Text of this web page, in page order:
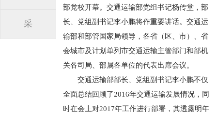
采
部党校开幕。交通运输部党组书记杨传堂，部
长、党组副书记李小鹏将作重要讲话。交通运
输部和部管国家局领导，各省（区、市）、省
会城市及计划单列市交通运输主管部门和部机
关各司局、部属各单位的代表出席会议。
交通运输部部长、党组副书记李小鹏不仅
全面总结回顾了2016年交通运输发展情况，同
时在会上对2017年工作进行部署，其透露明年